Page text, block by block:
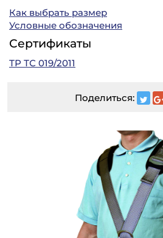
Как выбрать размер
Условные обозначения
Сертификаты
ТР ТС 019/2011
Поделиться: